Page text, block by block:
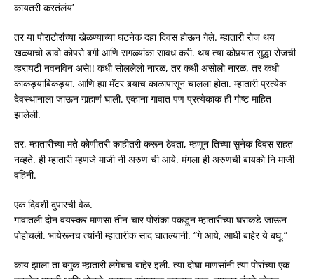
कायतरी करतंलंय’
तर या पोराटोरांच्या खेळण्याच्या घटनेक दहा दिवस होऊन गेले. म्हातारी रोज थय
खळ्याचो डावो कोपरो बगी आणि सगळ्यांका सावध करी. थय त्या कोपर्‍यात सुद्धा रोजची
व्हरायटी नवनविन असे!! कधी सोललेलो नारळ, तर कधी असोलो नारळ, तर कधी
काकड्याबिकड्या. आणि ह्या मॅटर बर्‍याच काळापासून चालला होता. म्हातारी प्रत्येक
देवस्थानाला जाऊन गार्‍हाणं घाली. एव्हाना गावात पण प्रत्येकाक ही गोष्ट माहित
झालेली.
तर, म्हातारीच्या मते कोणीतरी काहीतरी करून ठेवता, म्हणून तिच्या सुनेक दिवस राहत
नव्हते. ही म्हातारी म्हणजे माजी नी अरुण ची आये. मंगला ही अरुणची बायको नि माजी
वहिनी.
एक दिवशी दुपारची वेळ.
गावातली दोन वयस्कर माणसा तीन-चार पोरांका पकडून म्हातारीच्या घराकडे जाऊन
पोहोचली. भायेरूनच त्यांनी म्हातारीक साद घातल्यानी. “गे आये, आधी बाहेर ये बघू.”
काय झाला ता बगुक म्हातारी लगेचच बाहेर इली. त्या दोघा माणसांनी त्या पोरांच्या एक